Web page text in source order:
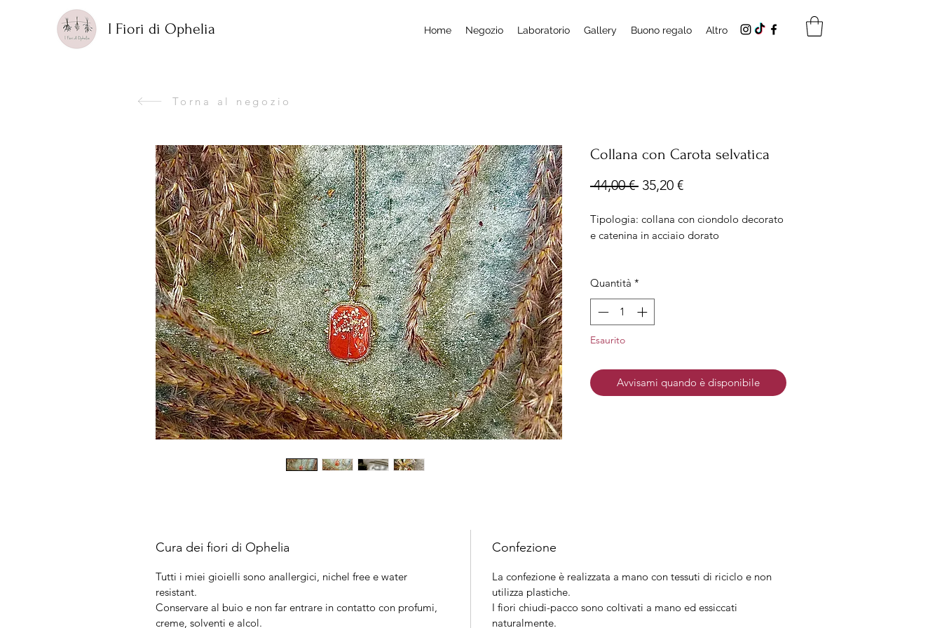
I Fiori di Ophelia Home Negozio Laboratorio Gallery Buono regalo Altro
Torna al negozio
Collana con Carota selvatica
44,00 € Prezzo
35,20 €Prezzo
Tipologia: collana con ciondolo decorato
e catenina in acciaio dorato
Lunghezza catena 50cm
Materiale: Acciaio anallergico e senza
Quantità *
Esaurito
Avvisami quando è disponibile
Cura dei fiori di Ophelia
Tutti i miei gioielli sono anallergici, nichel free e water
resistant.
Conservare al buio e non far entrare in contatto con profumi,
creme, solventi e alcol.
Confezione
La confezione è realizzata a mano con tessuti di riciclo e non
utilizza plastiche.
I fiori chiudi-pacco sono coltivati a mano ed essiccati
naturalmente.